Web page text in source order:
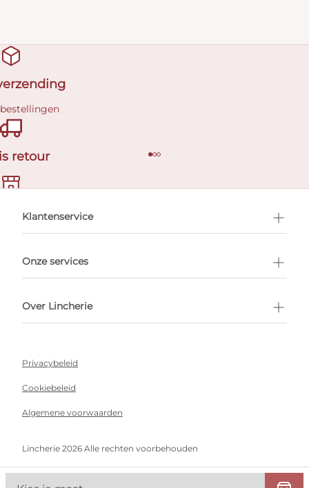
retour
afspraak
Klantenservice
Onze services
Over Lincherie
Privacybeleid
Cookiebeleid
Algemene voorwaarden
Lincherie 2026 Alle rechten voorbehouden